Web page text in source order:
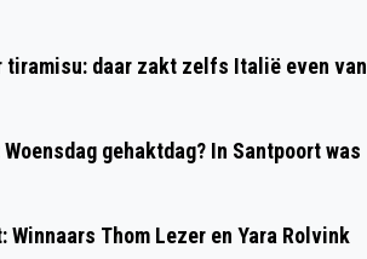
tiramisu: daar zakt zelfs Italië even van
gehaktdag? In Santpoort was
Thom Lezer en Yara Rolvink